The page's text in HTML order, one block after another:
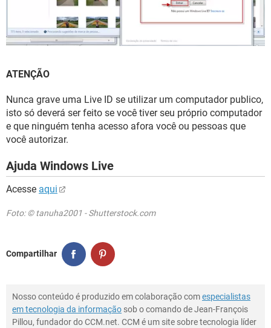
ATENÇÃO
Nunca grave uma Live ID se utilizar um computador publico,
isto só deverá ser feito se você tiver seu próprio computador
e que ninguém tenha acesso afora você ou pessoas que
você autorizar.
Ajuda Windows Live
Acesse aqui
Foto: © tanuha2001 - Shutterstock.com
Compartilhar
Nosso conteúdo é produzido em colaboração comespecialistas
em tecnologia da informação sob o comando de Jean-François
Pillou, fundador do CCM.net. CCM é um site sobre tecnologia líder